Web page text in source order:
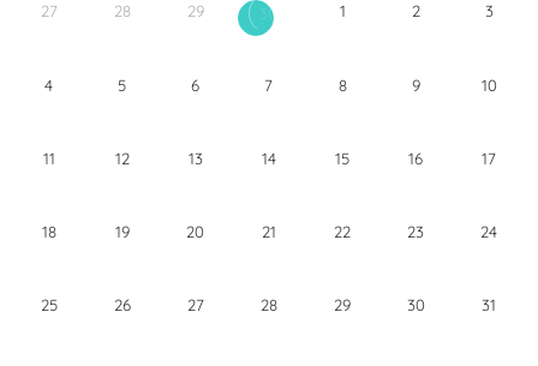
27 28 29 30 1 2 3
4 5 6 7 8 9 10
11 12 13 14 15 16 17
18 19 20 21 22 23 24
25 26 27 28 29 30 31